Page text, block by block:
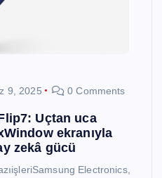
9, 2025 0 Comments
Uçtan uca
ekranıyla
zekâ gücü
Electronics,